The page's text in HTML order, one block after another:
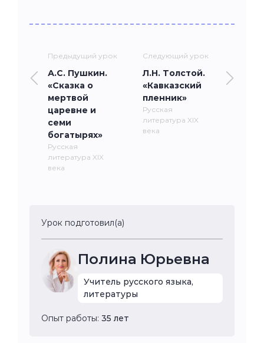
Предыдущий урок
А.С. Пушкин.
«Сказка о
мертвой
царевне и
семи
богатырях»
Русская
литература XIX
века
Следующий урок
Л.Н. Толстой.
«Кавказский
пленник»
Русская
литература XIX
века
Урок подготовил(а)
Полина Юрьевна
Учитель русского языка,
литературы
Опыт работы: 35 лет